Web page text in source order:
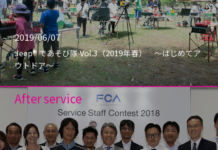
2019/06/07
Jeep® であそび隊 Vol.3（2019年春） 〜はじめてア
ウトドア〜
After service